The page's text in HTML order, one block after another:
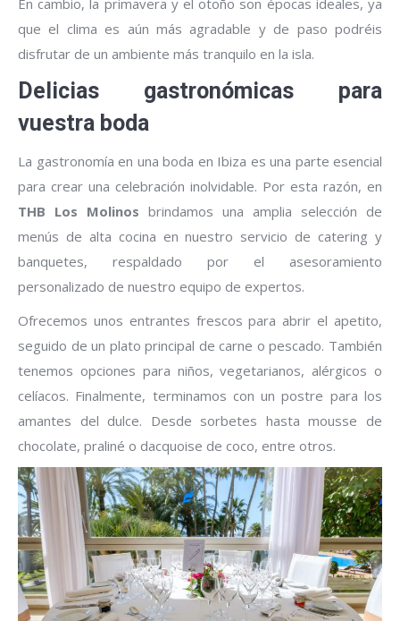
que el clima es aún más agradable y de paso podréis
disfrutar de un ambiente más tranquilo en la isla.
Delicias gastronómicas para
vuestra boda
La gastronomía en una boda en Ibiza es una parte esencial
para crear una celebración inolvidable. Por esta razón, en
THB Los Molinos brindamos una amplia selección de
menús de alta cocina en nuestro servicio de catering y
banquetes, respaldado por el asesoramiento
personalizado de nuestro equipo de expertos.
Ofrecemos unos entrantes frescos para abrir el apetito,
seguido de un plato principal de carne o pescado. También
tenemos opciones para niños, vegetarianos, alérgicos o
celíacos. Finalmente, terminamos con un postre para los
amantes del dulce. Desde sorbetes hasta mousse de
chocolate, praliné o dacquoise de coco, entre otros.